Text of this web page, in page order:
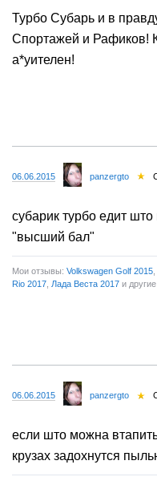
Турбо Субарь и в
Спортажей и Рафиков!
а*уителен!
06.06.2015 panzergto
субарик турбо едит
"высший бал"
Мои отзывы: Volkswagen Golf 2015
Rio 2017 Лада Веста 2017 и другие
06.06.2015 panzergto
если што можна
крузах задохнутся